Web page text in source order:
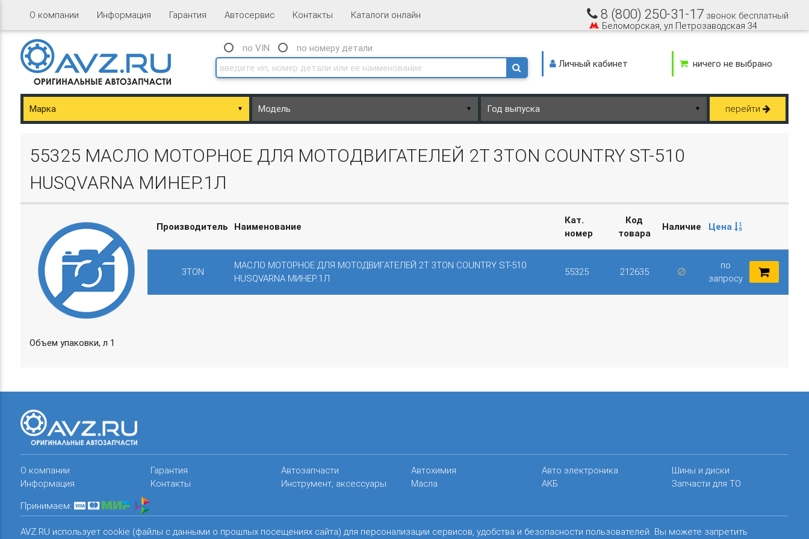
О компании Информация Гарантия Автосервис Контакты Каталоги онлайн
Basket.php
8 (800) 250-31-17 звонок бесплатный
Беломорская, ул Петрозаводская 34
по VIN
по номеру детали
Личный кабинет
ничего не выбрано
▼ ▼ ▼ перейти
55325 МАСЛО МОТОРНОЕ ДЛЯ МОТОДВИГАТЕЛЕЙ 2Т 3TON COUNTRY ST-510
HUSQVARNA МИНЕР.1Л
Объем упаковки, л 1
Производитель Наименование
Кат.
номер
Код
товара
Наличие Цена
3TON
МАСЛО МОТОРНОЕ ДЛЯ МОТОДВИГАТЕЛЕЙ 2Т 3TON COUNTRY ST-510
HUSQVARNA МИНЕР.1Л
55325 212635
по
запросу
О компании
Информация
Гарантия
Контакты
Автозапчасти
Инструмент, аксессуары
Автохимия
Масла
Авто электроника
АКБ
Шины и диски
Запчасти для ТО
Принимаем:
AVZ.RU использует cookie (файлы с данными о прошлых посещениях сайта) для персонализации сервисов, удобства и безопасности пользователей. Вы можете запретить